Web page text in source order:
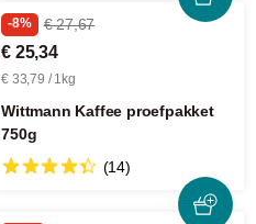
-8% € 27,67
€ 25,34
€ 33,79 / 1kg
Wittmann Kaffee proefpakket
750g
(14)